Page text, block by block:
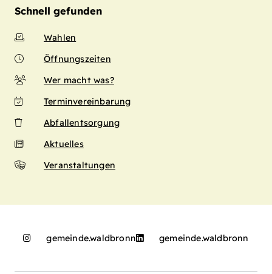
Schnell gefunden
Wahlen
Öffnungszeiten
Wer macht was?
Terminvereinbarung
Abfallentsorgung
Aktuelles
Veranstaltungen
gemeinde.waldbronn gemeinde.waldbronn